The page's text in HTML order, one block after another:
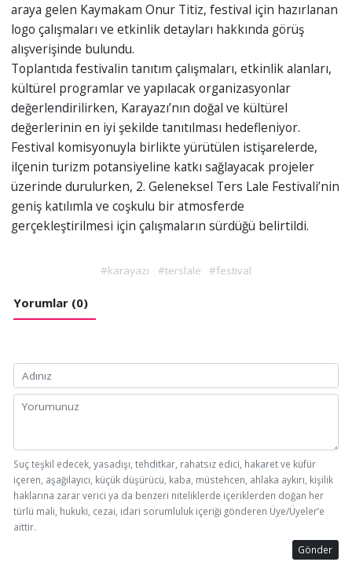
araya gelen Kaymakam Onur Titiz, festival için hazırlanan
logo çalışmaları ve etkinlik detayları hakkında görüş
alışverişinde bulundu.
Toplantıda festivalin tanıtım çalışmaları, etkinlik alanları,
kültürel programlar ve yapılacak organizasyonlar
değerlendirilirken, Karayazı’nın doğal ve kültürel
değerlerinin en iyi şekilde tanıtılması hedefleniyor.
Festival komisyonuyla birlikte yürütülen istişarelerde,
ilçenin turizm potansiyeline katkı sağlayacak projeler
üzerinde durulurken, 2. Geleneksel Ters Lale Festivali’nin
geniş katılımla ve coşkulu bir atmosferde
gerçekleştirilmesi için çalışmaların sürdüğü belirtildi.
#karayazı #terslale #festival
Yorumlar (0)
Suç teşkil edecek, yasadışı, tehditkar, rahatsız edici, hakaret ve küfür
içeren, aşağılayıcı, küçük düşürücü, kaba, müstehcen, ahlaka aykırı, kişilik
haklarına zarar verici ya da benzeri niteliklerde içeriklerden doğan her
türlü mali, hukuki, cezai, idari sorumluluk içeriği gönderen Üye/Üyeler’e
aittir.
Gönder